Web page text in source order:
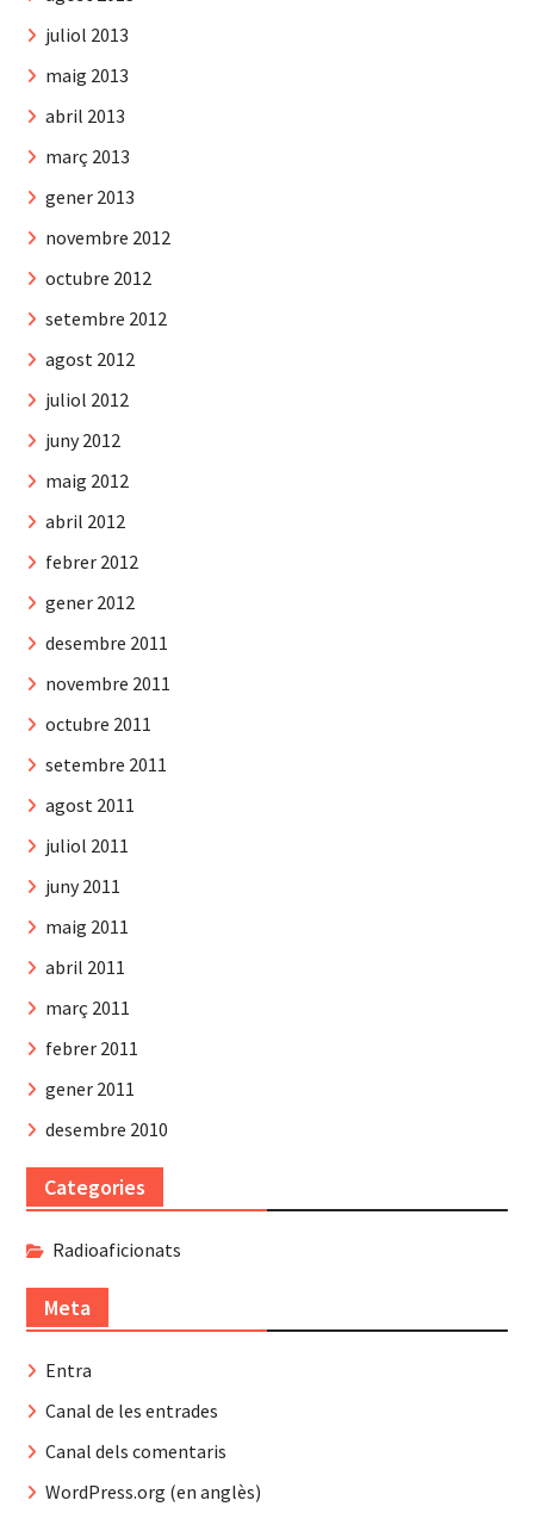
juliol 2013
maig 2013
abril 2013
març 2013
gener 2013
novembre 2012
octubre 2012
setembre 2012
agost 2012
juliol 2012
juny 2012
maig 2012
abril 2012
febrer 2012
gener 2012
desembre 2011
novembre 2011
octubre 2011
setembre 2011
agost 2011
juliol 2011
juny 2011
maig 2011
abril 2011
març 2011
febrer 2011
gener 2011
desembre 2010
Categories
Radioaficionats
Meta
Entra
Canal de les entrades
Canal dels comentaris
WordPress.org (en anglès)